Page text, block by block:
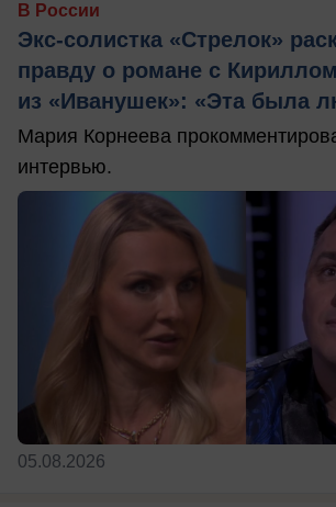
В России
Экс-солистка «Стрелок»
правду о романе с
из «Иванушек»: «Эта была
Мария Корнеева
интервью.
05.08.2026